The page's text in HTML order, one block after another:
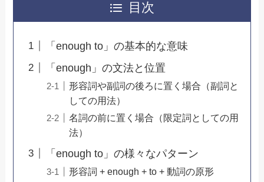
目次
「enough to」の基本的な意味
「enough」の文法と位置
形容詞や副詞の後ろに置く場合（副詞と
しての用法）
名詞の前に置く場合（限定詞としての用
法）
「enough to」の様々なパターン
形容詞 + enough + to + 動詞の原形